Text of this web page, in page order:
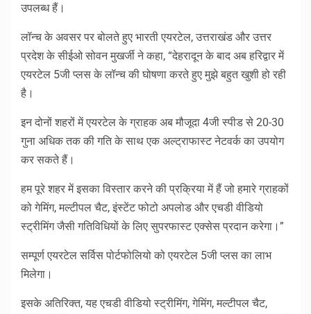
उपलब्ध हैं।
लॉन्च के अवसर पर बोलते हुए भारती एयरटेल, उत्तराखंड और उत्तर
प्रदेश के सीईओ सोवन मुखर्जी ने कहा, “देहरादून के बाद अब हरिद्वार में
एयरटेल 5जी प्लस के लॉन्च की घोषणा करते हुए मुझे बहुत खुशी हो रही
है।
इन दोनों शहरों में एयरटेल के ग्राहक अब मौजूदा 4जी स्पीड से 20-30
गुना अधिक तक की गति के साथ एक अल्ट्राफास्ट नेटवर्क का उपयोग
कर सकते हैं।
हम पूरे शहर में इसका विस्तार करने की प्रक्रिया में हैं जो हमारे ग्राहकों
को गेमिंग, मल्टीपल चैट, इंस्टेंट फोटो अपलोड और एचडी वीडियो
स्ट्रीमिंग जैसी गतिविधियों के लिए सुपरफास्ट एक्सेस प्रदान करेगा।”
सम्पूर्ण एयरटेल सर्विस पोर्टफोलियो को एयरटेल 5जी प्लस का लाभ
मिलेगा।
इसके अतिरिक्त, यह एचडी वीडियो स्ट्रीमिंग, गेमिंग, मल्टीपल चैट,